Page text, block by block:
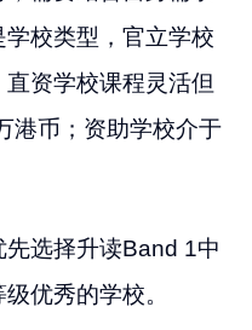
校类型，官立学校
资学校课程灵活但
港币；资助学校介于
选择升读Band 1中
优秀的学校。